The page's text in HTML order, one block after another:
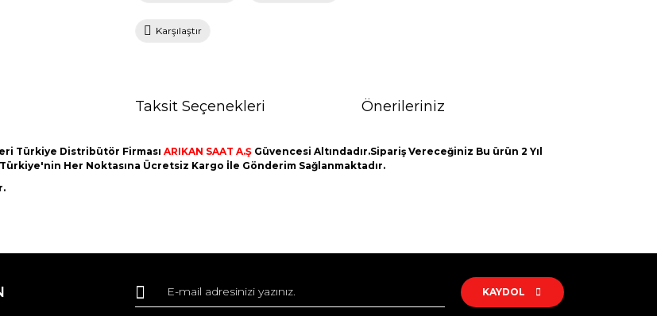
Karşılaştır
Taksit Seçenekleri Önerileriniz
Türkiye Distribütör Firması ARIKAN SAAT A.Ş Güvencesi Altındadır.Sipariş Vereceğiniz Bu ürün 2 Yıl
Her Noktasına Ücretsiz Kargo İle Gönderim Sağlanmaktadır.
Yorum Yaz
KAYDOL